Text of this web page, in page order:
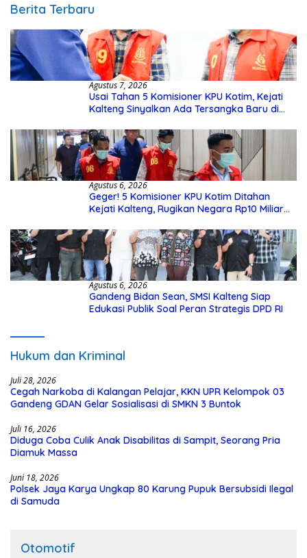
Berita Terbaru
Agustus 7, 2026
Usai Tahan 5 Komisioner KPU Kotim, Kejati
Kalteng Sinyalkan Ada Tersangka Baru di
Agustus 6, 2026
Geger! 5 Komisioner KPU Kotim Ditahan
Kejati Kalteng, Rugikan Negara Rp10 Miliar
Agustus 6, 2026
Gandeng Bidan Sean, SMSI Kalteng Siap
Edukasi Publik Soal Peran Strategis DPD RI
Hukum dan Kriminal
Juli 28, 2026
Cegah Narkoba di Kalangan Pelajar, KKN UPR Kelompok 03
Gandeng GDAN Gelar Sosialisasi di SMKN 3 Buntok
Juli 16, 2026
Diduga Coba Culik Anak Disabilitas di Sampit, Seorang Pria
Diamuk Massa
Juni 18, 2026
Polsek Jaya Karya Ungkap 80 Karung Pupuk Bersubsidi Ilegal
di Samuda
Otomotif